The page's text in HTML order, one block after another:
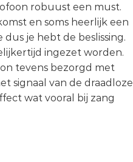
robuust een must.
en soms heerlijk een
je hebt de beslissing.
ingezet worden.
tevens bezorgd met
signaal van de draadloze
wat vooral bij zang